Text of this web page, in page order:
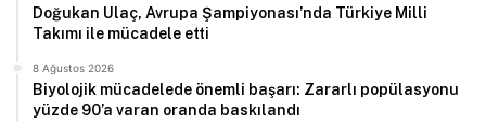
Doğukan Ulaç, Avrupa Şampiyonası’nda Türkiye Milli
Takımı ile mücadele etti
8 Ağustos 2026
Biyolojik mücadelede önemli başarı: Zararlı popülasyonu
yüzde 90’a varan oranda baskılandı